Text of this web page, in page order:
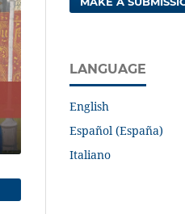
LANGUAGE
English
Español (España)
Italiano